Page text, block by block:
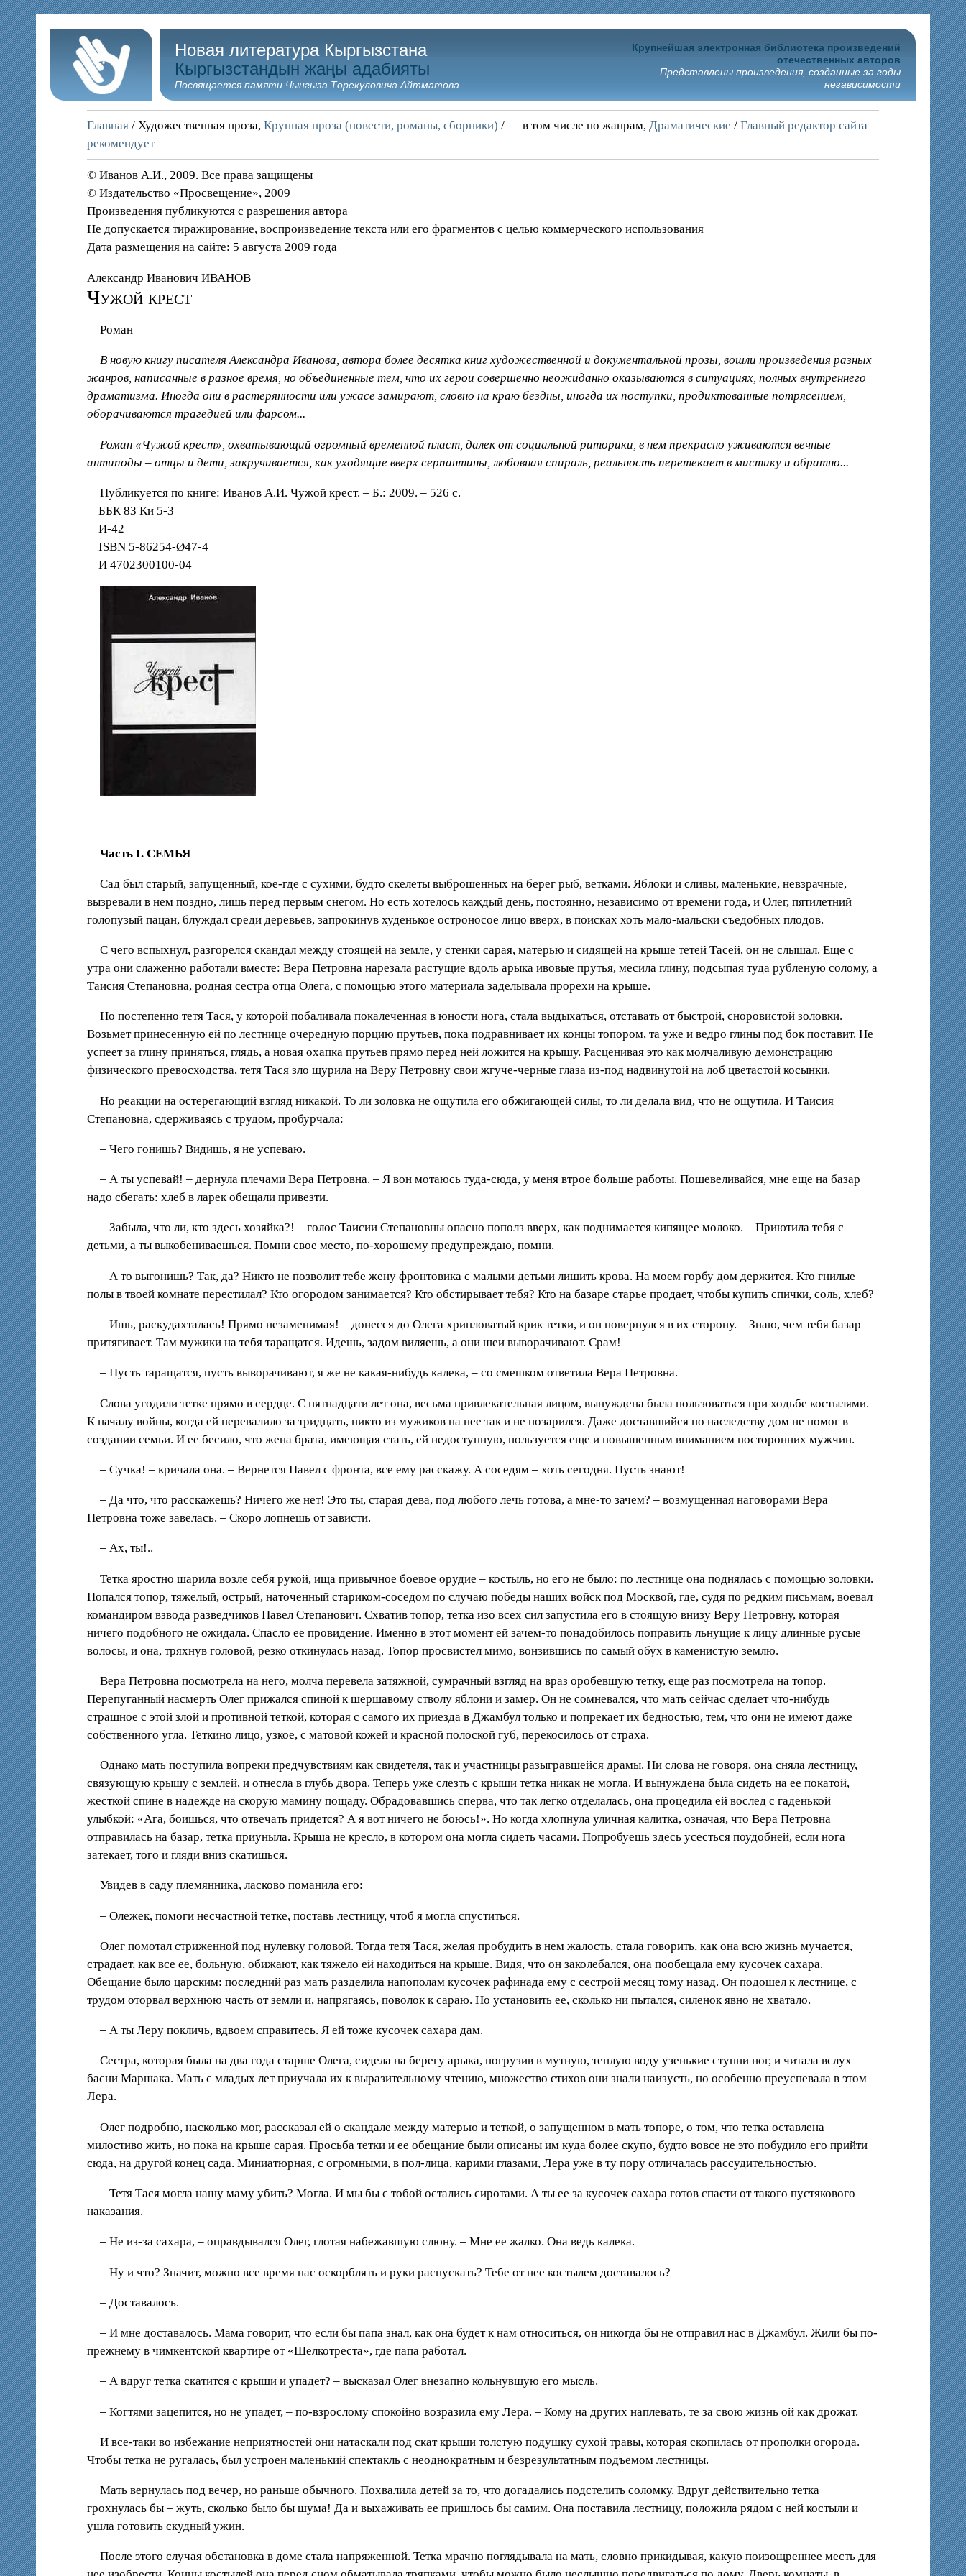
Новая литература Кыргызстана
Кыргызстандын жаңы адабияты
Посвящается памяти Чынгыза Торекуловича Айтматова
Крупнейшая электронная библиотека произведений
отечественных авторов
Представлены произведения, созданные за годы
независимости
Главная / Художественная проза,Крупная проза (повести, романы, сборники) / — в том числе по жанрам,Драматические /Главный редактор сайта
рекомендует
© Иванов А.И., 2009. Все права защищены
© Издательство «Просвещение», 2009
Произведения публикуются с разрешения автора
Не допускается тиражирование, воспроизведение текста или его фрагментов с целью коммерческого использования
Дата размещения на сайте: 5 августа 2009 года
Александр Иванович ИВАНОВ
Чужой крест
Роман
В новую книгу писателя Александра Иванова, автора более десятка книг художественной и документальной прозы, вошли произведения разных
жанров, написанные в разное время, но объединенные тем, что их герои совершенно неожиданно оказываются в ситуациях, полных внутреннего
драматизма. Иногда они в растерянности или ужасе замирают, словно на краю бездны, иногда их поступки, продиктованные потрясением,
оборачиваются трагедией или фарсом...
Роман «Чужой крест», охватывающий огромный временной пласт, далек от социальной риторики, в нем прекрасно уживаются вечные
антиподы – отцы и дети, закручивается, как уходящие вверх серпантины, любовная спираль, реальность перетекает в мистику и обратно...
Публикуется по книге: Иванов А.И. Чужой крест. – Б.: 2009. – 526 с.
ББК 83 Ки 5-3
И-42
ISBN 5-86254-Ø47-4
И 4702300100-04
Часть I. СЕМЬЯ
Сад был старый, запущенный, кое-где с сухими, будто скелеты выброшенных на берег рыб, ветками. Яблоки и сливы, маленькие, невзрачные,
вызревали в нем поздно, лишь перед первым снегом. Но есть хотелось каждый день, постоянно, независимо от времени года, и Олег, пятилетний
голопузый пацан, блуждал среди деревьев, запрокинув худенькое остроносое лицо вверх, в поисках хоть мало-мальски съедобных плодов.
С чего вспыхнул, разгорелся скандал между стоящей на земле, у стенки сарая, матерью и сидящей на крыше тетей Тасей, он не слышал. Еще с
утра они слаженно работали вместе: Вера Петровна нарезала растущие вдоль арыка ивовые прутья, месила глину, подсыпая туда рубленую солому, а
Таисия Степановна, родная сестра отца Олега, с помощью этого материала заделывала прорехи на крыше.
Но постепенно тетя Тася, у которой побаливала покалеченная в юности нога, стала выдыхаться, отставать от быстрой, сноровистой золовки.
Возьмет принесенную ей по лестнице очередную порцию прутьев, пока подравнивает их концы топором, та уже и ведро глины под бок поставит. Не
успеет за глину приняться, глядь, а новая охапка прутьев прямо перед ней ложится на крышу. Расценивая это как молчаливую демонстрацию
физического превосходства, тетя Тася зло щурила на Веру Петровну свои жгуче-черные глаза из-под надвинутой на лоб цветастой косынки.
Но реакции на остерегающий взгляд никакой. То ли золовка не ощутила его обжигающей силы, то ли делала вид, что не ощутила. И Таисия
Степановна, сдерживаясь с трудом, пробурчала:
– Чего гонишь? Видишь, я не успеваю.
– А ты успевай! – дернула плечами Вера Петровна. – Я вон мотаюсь туда-сюда, у меня втрое больше работы. Пошевеливайся, мне еще на базар
надо сбегать: хлеб в ларек обещали привезти.
– Забыла, что ли, кто здесь хозяйка?! – голос Таисии Степановны опасно пополз вверх, как поднимается кипящее молоко. – Приютила тебя с
детьми, а ты выкобениваешься. Помни свое место, по-хорошему предупреждаю, помни.
– А то выгонишь? Так, да? Никто не позволит тебе жену фронтовика с малыми детьми лишить крова. На моем горбу дом держится. Кто гнилые
полы в твоей комнате перестилал? Кто огородом занимается? Кто обстирывает тебя? Кто на базаре старье продает, чтобы купить спички, соль, хлеб?
– Ишь, раскудахталась! Прямо незаменимая! – донесся до Олега хрипловатый крик тетки, и он повернулся в их сторону. – Знаю, чем тебя базар
притягивает. Там мужики на тебя таращатся. Идешь, задом виляешь, а они шеи выворачивают. Срам!
– Пусть таращатся, пусть выворачивают, я же не какая-нибудь калека, – со смешком ответила Вера Петровна.
Слова угодили тетке прямо в сердце. С пятнадцати лет она, весьма привлекательная лицом, вынуждена была пользоваться при ходьбе костылями.
К началу войны, когда ей перевалило за тридцать, никто из мужиков на нее так и не позарился. Даже доставшийся по наследству дом не помог в
создании семьи. И ее бесило, что жена брата, имеющая стать, ей недоступную, пользуется еще и повышенным вниманием посторонних мужчин.
– Сучка! – кричала она. – Вернется Павел с фронта, все ему расскажу. А соседям – хоть сегодня. Пусть знают!
– Да что, что расскажешь? Ничего же нет! Это ты, старая дева, под любого лечь готова, а мне-то зачем? – возмущенная наговорами Вера
Петровна тоже завелась. – Скоро лопнешь от зависти.
– Ах, ты!..
Тетка яростно шарила возле себя рукой, ища привычное боевое орудие – костыль, но его не было: по лестнице она поднялась с помощью золовки.
Попался топор, тяжелый, острый, наточенный стариком-соседом по случаю победы наших войск под Москвой, где, судя по редким письмам, воевал
командиром взвода разведчиков Павел Степанович. Схватив топор, тетка изо всех сил запустила его в стоящую внизу Веру Петровну, которая
ничего подобного не ожидала. Спасло ее провидение. Именно в этот момент ей зачем-то понадобилось поправить льнущие к лицу длинные русые
волосы, и она, тряхнув головой, резко откинулась назад. Топор просвистел мимо, вонзившись по самый обух в каменистую землю.
Вера Петровна посмотрела на него, молча перевела затяжной, сумрачный взгляд на враз оробевшую тетку, еще раз посмотрела на топор.
Перепуганный насмерть Олег прижался спиной к шершавому стволу яблони и замер. Он не сомневался, что мать сейчас сделает что-нибудь
страшное с этой злой и противной теткой, которая с самого их приезда в Джамбул только и попрекает их бедностью, тем, что они не имеют даже
собственного угла. Теткино лицо, узкое, с матовой кожей и красной полоской губ, перекосилось от страха.
Однако мать поступила вопреки предчувствиям как свидетеля, так и участницы разыгравшейся драмы. Ни слова не говоря, она сняла лестницу,
связующую крышу с землей, и отнесла в глубь двора. Теперь уже слезть с крыши тетка никак не могла. И вынуждена была сидеть на ее покатой,
жесткой спине в надежде на скорую мамину пощаду. Обрадовавшись сперва, что так легко отделалась, она процедила ей вослед с гаденькой
улыбкой: «Ага, боишься, что отвечать придется? А я вот ничего не боюсь!». Но когда хлопнула уличная калитка, означая, что Вера Петровна
отправилась на базар, тетка приуныла. Крыша не кресло, в котором она могла сидеть часами. Попробуешь здесь усесться поудобней, если нога
затекает, того и гляди вниз скатишься.
Увидев в саду племянника, ласково поманила его:
– Олежек, помоги несчастной тетке, поставь лестницу, чтоб я могла спуститься.
Олег помотал стриженной под нулевку головой. Тогда тетя Тася, желая пробудить в нем жалость, стала говорить, как она всю жизнь мучается,
страдает, как все ее, больную, обижают, как тяжело ей находиться на крыше. Видя, что он заколебался, она пообещала ему кусочек сахара.
Обещание было царским: последний раз мать разделила напополам кусочек рафинада ему с сестрой месяц тому назад. Он подошел к лестнице, с
трудом оторвал верхнюю часть от земли и, напрягаясь, поволок к сараю. Но установить ее, сколько ни пытался, силенок явно не хватало.
– А ты Леру покличь, вдвоем справитесь. Я ей тоже кусочек сахара дам.
Сестра, которая была на два года старше Олега, сидела на берегу арыка, погрузив в мутную, теплую воду узенькие ступни ног, и читала вслух
басни Маршака. Мать с младых лет приучала их к выразительному чтению, множество стихов они знали наизусть, но особенно преуспевала в этом
Лера.
Олег подробно, насколько мог, рассказал ей о скандале между матерью и теткой, о запущенном в мать топоре, о том, что тетка оставлена
милостиво жить, но пока на крыше сарая. Просьба тетки и ее обещание были описаны им куда более скупо, будто вовсе не это побудило его прийти
сюда, на другой конец сада. Миниатюрная, с огромными, в пол-лица, карими глазами, Лера уже в ту пору отличалась рассудительностью.
– Тетя Тася могла нашу маму убить? Могла. И мы бы с тобой остались сиротами. А ты ее за кусочек сахара готов спасти от такого пустякового
наказания.
– Не из-за сахара, – оправдывался Олег, глотая набежавшую слюну. – Мне ее жалко. Она ведь калека.
– Ну и что? Значит, можно все время нас оскорблять и руки распускать? Тебе от нее костылем доставалось?
– Доставалось.
– И мне доставалось. Мама говорит, что если бы папа знал, как она будет к нам относиться, он никогда бы не отправил нас в Джамбул. Жили бы по-
прежнему в чимкентской квартире от «Шелкотреста», где папа работал.
– А вдруг тетка скатится с крыши и упадет? – высказал Олег внезапно кольнувшую его мысль.
– Когтями зацепится, но не упадет, – по-взрослому спокойно возразила ему Лера. – Кому на других наплевать, те за свою жизнь ой как дрожат.
И все-таки во избежание неприятностей они натаскали под скат крыши толстую подушку сухой травы, которая скопилась от прополки огорода.
Чтобы тетка не ругалась, был устроен маленький спектакль с неоднократным и безрезультатным подъемом лестницы.
Мать вернулась под вечер, но раньше обычного. Похвалила детей за то, что догадались подстелить соломку. Вдруг действительно тетка
грохнулась бы – жуть, сколько было бы шума! Да и выхаживать ее пришлось бы самим. Она поставила лестницу, положила рядом с ней костыли и
ушла готовить скудный ужин.
После этого случая обстановка в доме стала напряженной. Тетка мрачно поглядывала на мать, словно прикидывая, какую поизощреннее месть для